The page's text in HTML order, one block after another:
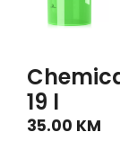
19 l
35.00 KM